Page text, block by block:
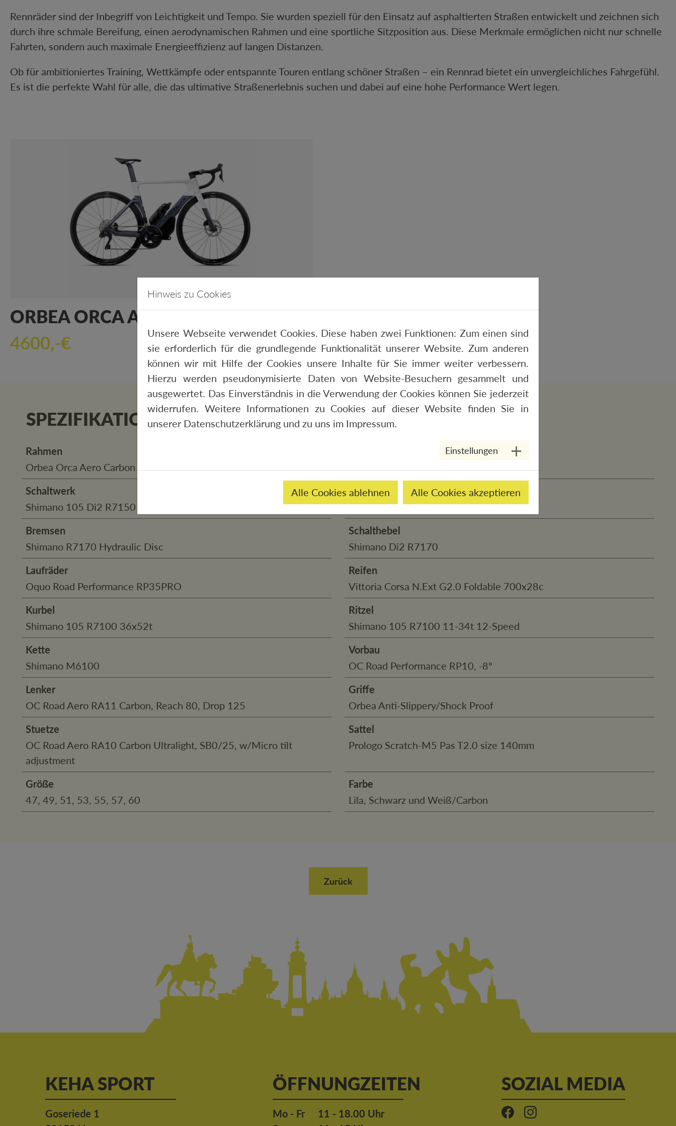
Rennräder sind der Inbegriff von Leichtigkeit und Tempo. Sie wurden speziell für den Einsatz auf asphaltierten Straßen entwickelt und zeichnen sich
durch ihre schmale Bereifung, einen aerodynamischen Rahmen und eine sportliche Sitzposition aus. Diese Merkmale ermöglichen nicht nur schnelle
Fahrten, sondern auch maximale Energieeffizienz auf langen Distanzen.
Ob für ambitioniertes Training, Wettkämpfe oder entspannte Touren entlang schöner Straßen – ein Rennrad bietet ein unvergleichliches Fahrgefühl.
Es ist die perfekte Wahl für alle, die das ultimative Straßenerlebnis suchen und dabei auf eine hohe Performance Wert legen.
ORBEA ORCA AERO M30I LTD 2026
4600,-€
SPEZIFIKATIONEN
Rahmen
Orbea Orca Aero Carbon OMX disc
Orbea Orca Aero OMX ICR, full carbon
Schaltwerk
Shimano 105 Di2 R7150
Umwerfer
Shimano 105 Di2 R7150
Bremsen
Shimano R7170 Hydraulic Disc
Schalthebel
Shimano Di2 R7170
Laufräder
Oquo Road Performance RP35PRO
Reifen
Vittoria Corsa N.Ext G2.0 Foldable 700x28c
Kurbel
Shimano 105 R7100 36x52t
Ritzel
Shimano 105 R7100 11-34t 12-Speed
Kette
Shimano M6100
Vorbau
OC Road Performance RP10, -8º
Lenker
OC Road Aero RA11 Carbon, Reach 80, Drop 125
Griffe
Orbea Anti-Slippery/Shock Proof
Stuetze
OC Road Aero RA10 Carbon Ultralight, SB0/25, w/Micro tilt
adjustment
Sattel
Prologo Scratch-M5 Pas T2.0 size 140mm
Größe
47, 49, 51, 53, 55, 57, 60
Farbe
Lila, Schwarz und Weiß/Carbon
Zurück
KEHA SPORT
Goseriede 1
ÖFFNUNGZEITEN
Mo - Fr
11 - 18.00 Uhr
SOZIAL MEDIA
Hinweis zu Cookies
Unsere Webseite verwendet Cookies. Diese haben zwei Funktionen: Zum einen sind
sie erforderlich für die grundlegende Funktionalität unserer Website. Zum anderen
können wir mit Hilfe der Cookies unsere Inhalte für Sie immer weiter verbessern.
Hierzu werden pseudonymisierte Daten von Website-Besuchern gesammelt und
ausgewertet. Das Einverständnis in die Verwendung der Cookies können Sie jederzeit
widerrufen. Weitere Informationen zu Cookies auf dieser Website finden Sie in
unserer Datenschutzerklärung und zu uns im Impressum.
Einstellungen
Alle Cookies ablehnen Alle Cookies akzeptieren